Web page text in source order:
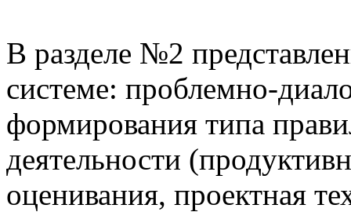
В разделе №2
системе: проблемно-
формирования типа
деятельности
оценивания, проектная